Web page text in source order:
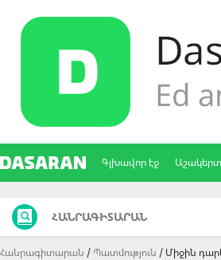
Գլխավոր էջ
ՀԱՆՐԱԳԻՏԱՐԱՆ
Հանրագիտարան Պատմություն Միջին